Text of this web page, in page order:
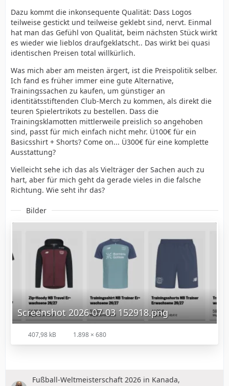
Dazu kommt die inkonsequente Qualität: Dass Logos
teilweise gestickt und teilweise geklebt sind, nervt. Einmal
hat man das Gefühl von Qualität, beim nächsten Stück wirkt
es wieder wie lieblos draufgeklatscht.. Das wirkt bei quasi
identischen Preisen total willkürlich.
Was mich aber am meisten ärgert, ist die Preispolitik selber.
Ich fand es früher immer eine gute Alternative,
Trainingssachen zu kaufen, um günstiger an
identitätsstiftenden Club-Merch zu kommen, als direkt die
teuren Spielertrikots zu bestellen. Dass die
Trainingsklamotten mittlerweile preislich so angehoben
sind, passt für mich einfach nicht mehr. Ü100€ für ein
Basicsshirt + Shorts? Come on... Ü300€ für eine komplette
Ausstattung?
Vielleicht sehe ich das als Vielträger der Sachen auch zu
hart, aber für mich geht da gerade vieles in die falsche
Richtung. Wie seht ihr das?
Bilder
Screenshot 2026-07-03 152918.png
407,98 kB 1.898 × 680
Fußball-Weltmeisterschaft 2026 in Kanada,